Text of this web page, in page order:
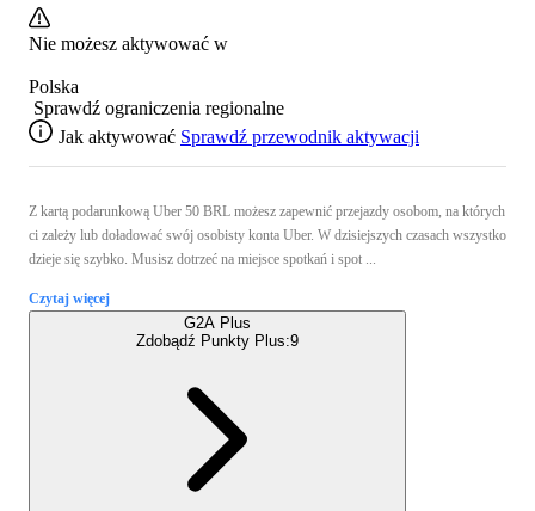
Nie możesz aktywować w
Polska
Sprawdź ograniczenia regionalne
Jak aktywować Sprawdź przewodnik aktywacji
Z kartą podarunkową Uber 50 BRL możesz zapewnić przejazdy osobom, na których
ci zależy lub doładować swój osobisty konta Uber. W dzisiejszych czasach wszystko
dzieje się szybko. Musisz dotrzeć na miejsce spotkań i spot ...
Czytaj więcej
G2A Plus
Zdobądź Punkty Plus:9